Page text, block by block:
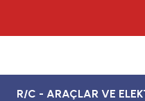
R/C - ARAÇLAR VE